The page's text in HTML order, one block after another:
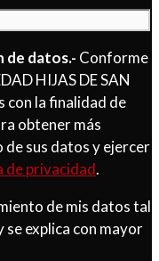
de datos.- Conforme
HIJAS DE SAN
la finalidad de
obtener más
sus datos y ejercer
de privacidad.
de mis datos tal
explica con mayor